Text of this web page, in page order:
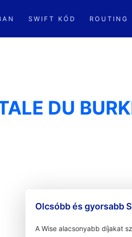
SWIFT KÓD ROUTING
DU
Olcsóbb és gyorsabb
A Wise alacsonyabb díjakat